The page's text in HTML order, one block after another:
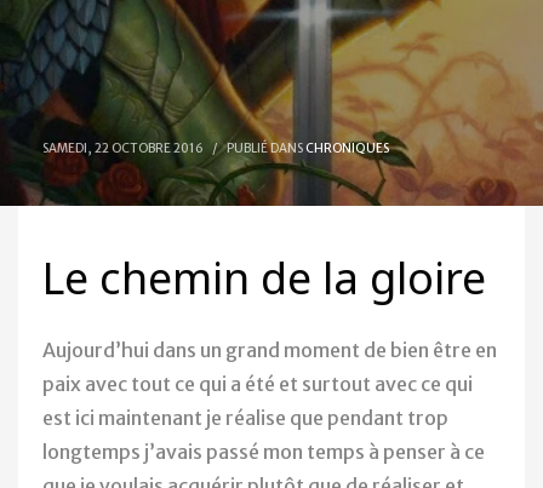
SAMEDI, 22 OCTOBRE 2016 / PUBLIÉ DANSCHRONIQUES
Le chemin de la gloire
Aujourd’hui dans un grand moment de bien être en
paix avec tout ce qui a été et surtout avec ce qui
est ici maintenant je réalise que pendant trop
longtemps j’avais passé mon temps à penser à ce